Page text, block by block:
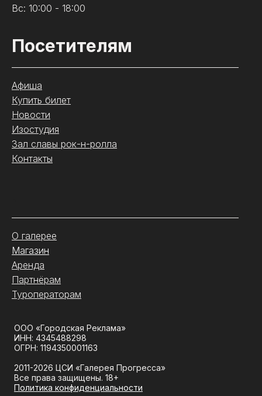
Вс: 10:00 - 18:00
Посетителям
Афиша
Купить билет
Новости
Изостудия
Зал славы рок-н-ролла
Контакты
О галерее
Магазин
Аренда
Партнёрам
Туроператорам
ООО «Городская Реклама»
ИНН: 4345488298
ОГРН: 1194350001163
2011-2026 ЦСИ «Галерея Прогресса»
Все права защищены. 18+
Политика конфиденциальности